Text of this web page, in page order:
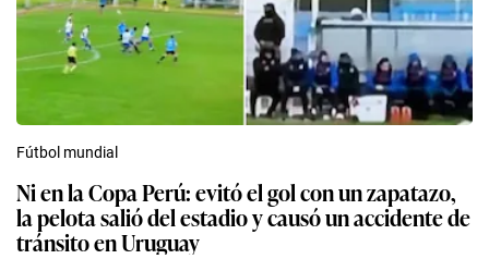
Fútbol mundial
Ni en la Copa Perú: evitó el gol con un zapatazo,
la pelota salió del estadio y causó un accidente de
tránsito en Uruguay